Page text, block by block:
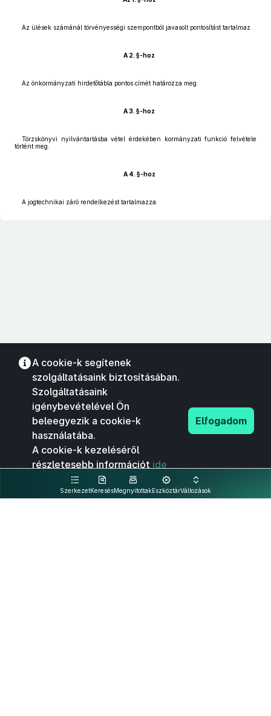
Az ülések számánál törvényességi szempontból javasolt pontosítást tartalmaz.
A 2. §-hoz
Az önkormányzati hirdetőtábla pontos címét határozza meg.
A 3. §-hoz
Törzskönyvi nyilvántartásba vétel érdekében kormányzati funkció felvétele
történt meg.
A 4. §-hoz
A jogtechnikai záró rendelkezést tartalmazza.
SzerkezetKeresésMegnyitottakEszköztárVáltozások
A cookie-k segítenek
szolgáltatásaink biztosításában.
Szolgáltatásaink
igénybevételével Ön
beleegyezik a cookie-k
használatába.
A cookie-k kezeléséről
részletesebb információt ide
kattintva olvashat.
Elfogadom